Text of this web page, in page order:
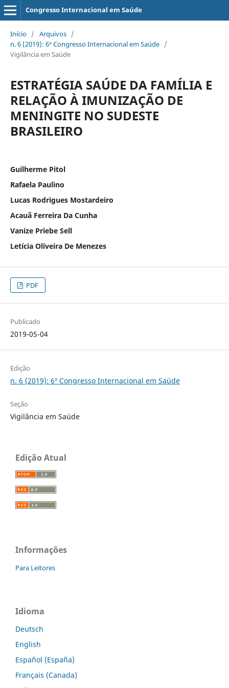
Congresso Internacional em Saúde
Início / Arquivos /
n. 6 (2019): 6º Congresso Internacional em Saúde /
Vigilância em Saúde
ESTRATÉGIA SAÚDE DA FAMÍLIA E
RELAÇÃO À IMUNIZAÇÃO DE
MENINGITE NO SUDESTE
BRASILEIRO
Guilherme Pitol
Rafaela Paulino
Lucas Rodrigues Mostardeiro
Acauã Ferreira Da Cunha
Vanize Priebe Sell
Letícia Oliveira De Menezes
PDF
Publicado
2019-05-04
Edição
n. 6 (2019): 6º Congresso Internacional em Saúde
Seção
Vigilância em Saúde
Edição Atual
Informações
Para Leitores
Idioma
Deutsch
English
Español (España)
Français (Canada)